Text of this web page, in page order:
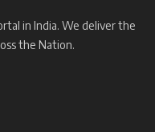
in India. We deliver the
the Nation.